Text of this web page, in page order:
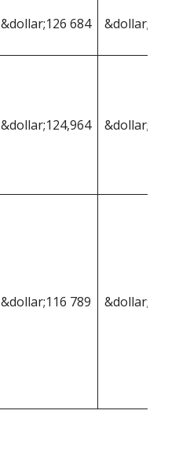
&dollar;126 684
&dollar;124,964
&dollar;116 789 &dollar;122